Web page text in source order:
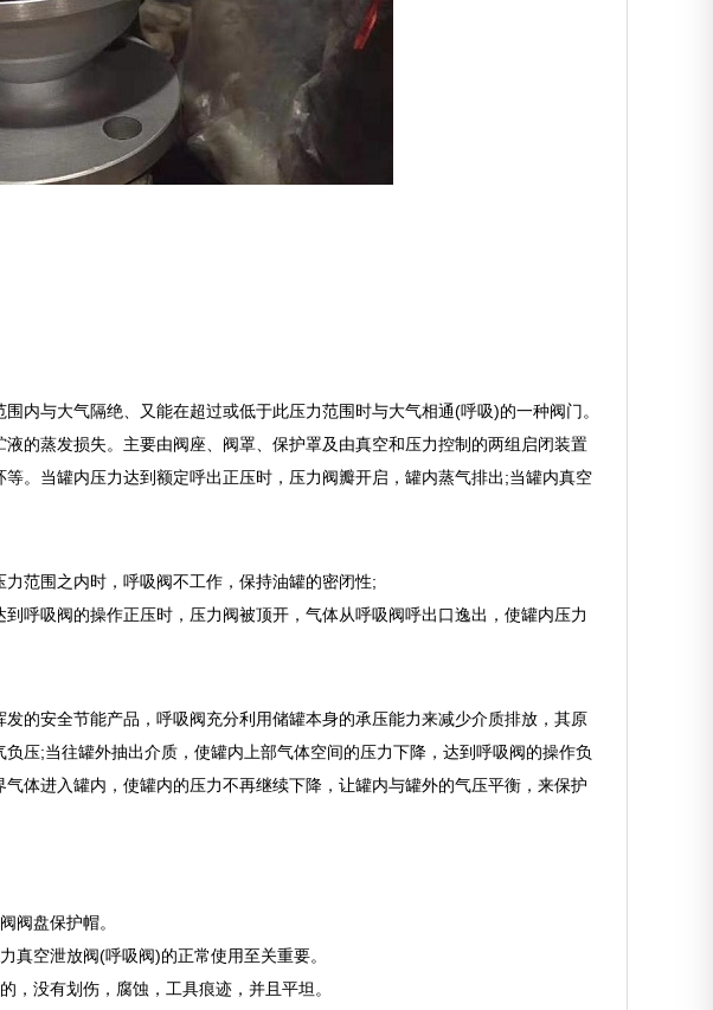
内与大气隔绝、又能在超过或低于此压力范围时与大气相通(呼吸)的一种阀门。
的蒸发损失。主要由阀座、阀罩、保护罩及由真空和压力控制的两组启闭装置
。当罐内压力达到额定呼出正压时，压力阀瓣开启，罐内蒸气排出;当罐内真空
范围之内时，呼吸阀不工作，保持油罐的密闭性;
呼吸阀的操作正压时，压力阀被顶开，气体从呼吸阀呼出口逸出，使罐内压力
的安全节能产品，呼吸阀充分利用储罐本身的承压能力来减少介质排放，其原
压;当往罐外抽出介质，使罐内上部气体空间的压力下降，达到呼吸阀的操作负
体进入罐内，使罐内的压力不再继续下降，让罐内与罐外的气压平衡，来保护
阀盘保护帽。
真空泄放阀(呼吸阀)的正常使用至关重要。
，没有划伤，腐蚀，工具痕迹，并且平坦。